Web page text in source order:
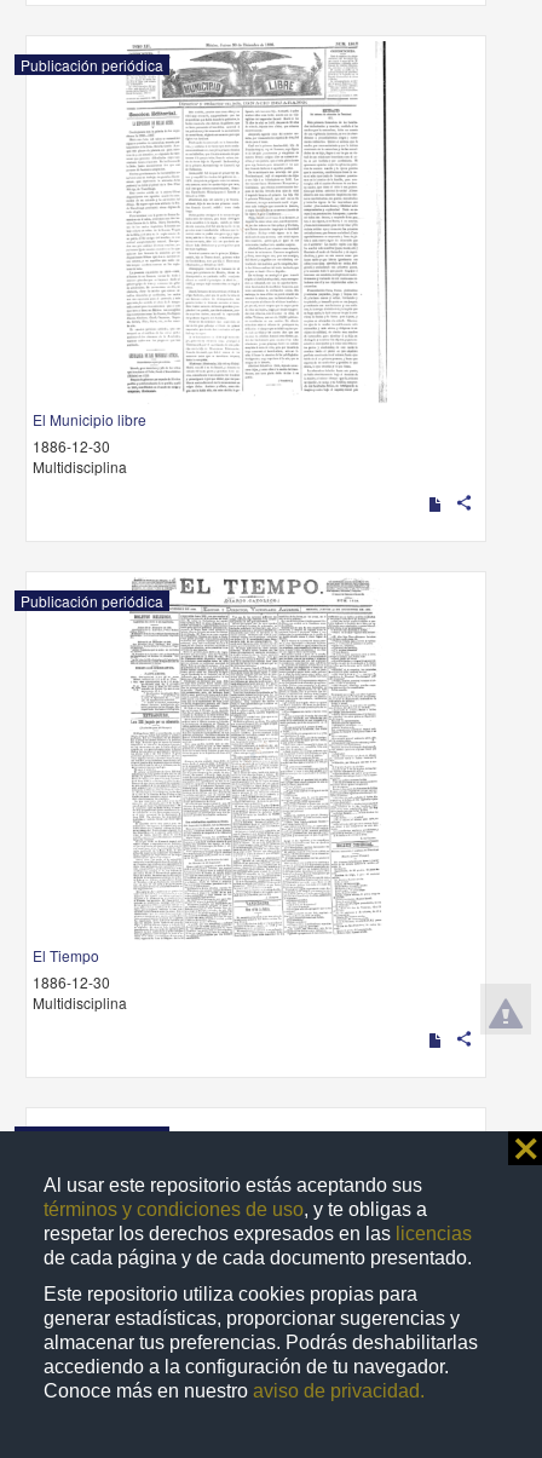
Al usar este repositorio estás aceptando sus
términos y condiciones de uso, y te obligas a
respetar los derechos expresados en las licencias
de cada página y de cada documento presentado.
Este repositorio utiliza cookies propias para
generar estadísticas, proporcionar sugerencias y
almacenar tus preferencias. Podrás deshabilitarlas
accediendo a la configuración de tu navegador.
Conoce más en nuestro aviso de privacidad.
⨯
Publicación periódica
El Municipio libre
1886-12-30
Multidisciplina
share
Publicación periódica
El Tiempo
1886-12-30
Multidisciplina
share
Publicación periódica